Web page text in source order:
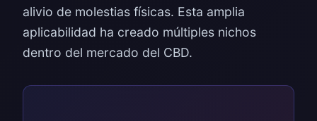
alivio de molestias físicas. Esta amplia
aplicabilidad ha creado múltiples nichos
dentro del mercado del CBD.